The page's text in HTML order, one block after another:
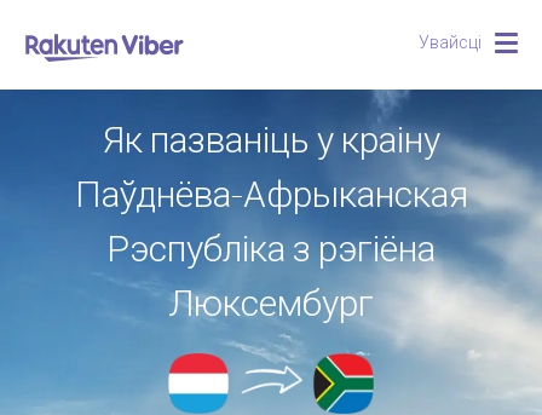
Увайсці
Як пазваніць у краіну
Паўднёва-Афрыканская
Рэспубліка з рэгіёна
Люксембург